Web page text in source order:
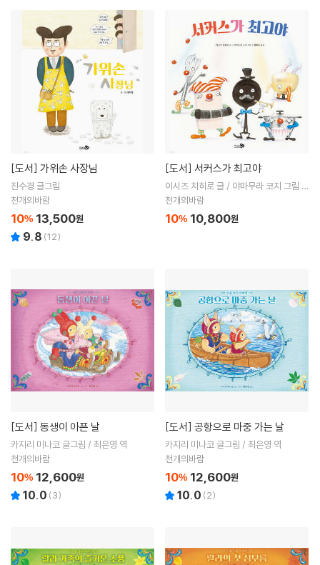
[도서] 가위손 사장님
진수경 글그림
천개의바람
10% 13,500원
9.8 (12)
[도서] 서커스가 최고야
이시즈 치히로 글 / 야마무라 코지 그림 /
엄혜숙 역
천개의바람
10% 10,800원
[도서] 동생이 아픈 날
카지리 미나코 글그림 / 최은영 역
천개의바람
10% 12,600원
10.0 (3)
[도서] 공항으로 마중 가는 날
카지리 미나코 글그림 / 최은영 역
천개의바람
10% 12,600원
10.0 (2)